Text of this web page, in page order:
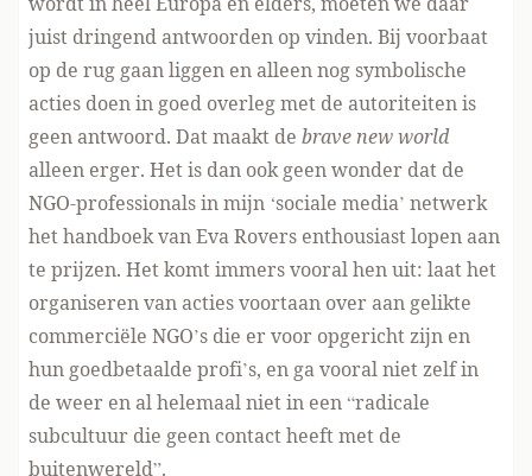
juist dringend antwoorden op vinden. Bij voorbaat
op de rug gaan liggen en alleen nog symbolische
acties doen in goed overleg met de autoriteiten is
geen antwoord. Dat maakt de brave new world
alleen erger. Het is dan ook geen wonder dat de
NGO-professionals in mijn ‘sociale media’ netwerk
het handboek van Eva Rovers enthousiast lopen aan
te prijzen. Het komt immers vooral hen uit: laat het
organiseren van acties voortaan over aan gelikte
commerciële NGO’s die er voor opgericht zijn en
hun goedbetaalde profi’s, en ga vooral niet zelf in
de weer en al helemaal niet in een “radicale
subcultuur die geen contact heeft met de
buitenwereld”.